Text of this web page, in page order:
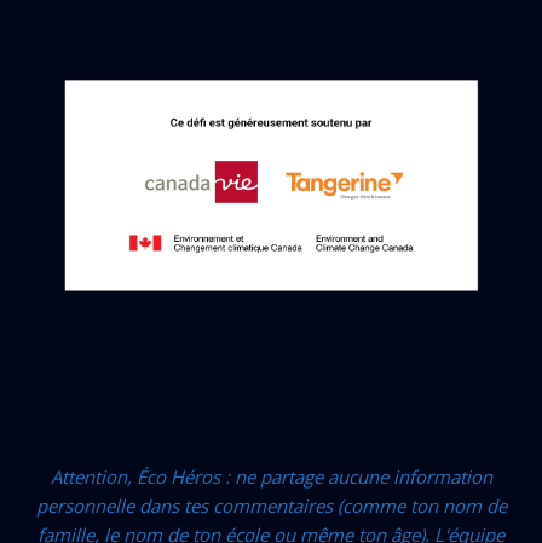
Attention, Éco Héros : ne partage aucune information
personnelle dans tes commentaires (comme ton nom de
famille, le nom de ton école ou même ton âge). L'équipe